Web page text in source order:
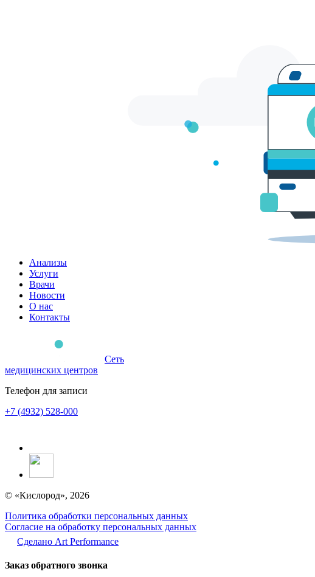
Анализы
Услуги
Врачи
Новости
О нас
Контакты
Сеть
медицинских центров
Телефон для записи
+7 (4932) 528-000
© «Кислород», 2026
Политика обработки персональных данных
Согласие на обработку персональных данных
Сделано Аrt Performance
Заказ обратного звонка